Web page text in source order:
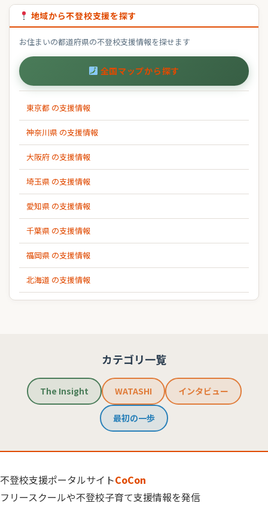
地域から不登校支援を探す
お住まいの都道府県の不登校支援情報を探せます
全国マップから探す
東京都 の支援情報
神奈川県 の支援情報
大阪府 の支援情報
埼玉県 の支援情報
愛知県 の支援情報
千葉県 の支援情報
福岡県 の支援情報
北海道 の支援情報
カテゴリ一覧
The Insight WATASHI インタビュー
最初の一歩
不登校支援ポータルサイトCoCon
フリースクールや不登校子育て支援情報を発信